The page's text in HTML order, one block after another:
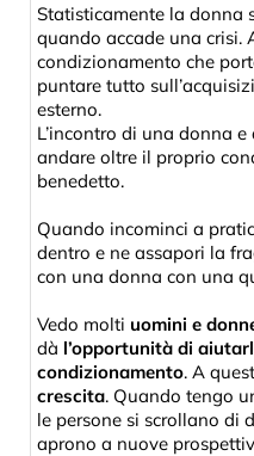
Statisticamente la donna
quando accade una crisi.
condizionamento che
puntare tutto
esterno.
L’incontro di una donna
andare oltre il proprio
benedetto.
Quando incominci a
dentro e ne assapori la
con una donna con una
Vedo molti uomini e
dà l’opportunità di
condizionamento. A
crescita. Quando tengo
le persone si scrollano di
aprono a nuove